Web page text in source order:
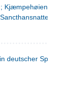
Kjæmpehøien (1850) ;
deutscher Sprache. 2